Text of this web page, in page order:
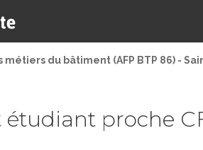
métiers du bâtiment (AFP BTP 86) -
proche